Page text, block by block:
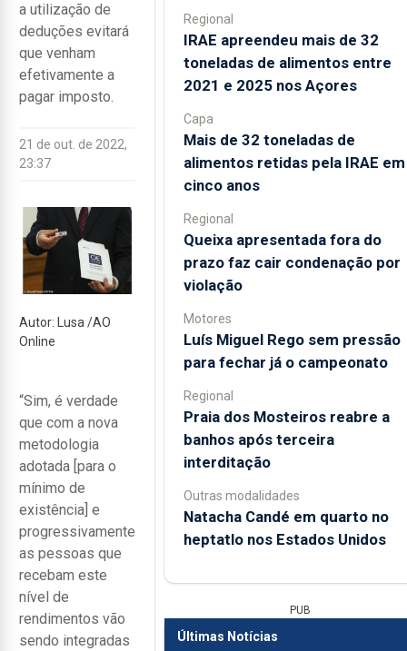
a utilização de
deduções evitará
que venham
efetivamente a
pagar imposto.
21 de out. de 2022,
23:37
Autor: Lusa /AO
Online
“Sim, é verdade
que com a nova
metodologia
adotada [para o
mínimo de
existência] e
progressivamente
as pessoas que
recebam este
nível de
rendimentos vão
sendo integradas
Regional
IRAE apreendeu mais de 32
toneladas de alimentos entre
2021 e 2025 nos Açores
Capa
Mais de 32 toneladas de
alimentos retidas pela IRAE em
cinco anos
Regional
Queixa apresentada fora do
prazo faz cair condenação por
violação
Motores
Luís Miguel Rego sem pressão
para fechar já o campeonato
Regional
Praia dos Mosteiros reabre a
banhos após terceira
interditação
Outras modalidades
Natacha Candé em quarto no
heptatlo nos Estados Unidos
PUB
Últimas Notícias